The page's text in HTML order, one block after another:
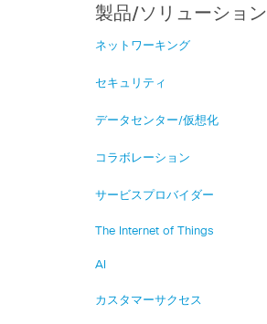
製品/ソリューション
ネットワーキング
セキュリティ
データセンター/仮想化
コラボレーション
サービスプロバイダー
The Internet of Things
AI
カスタマーサクセス